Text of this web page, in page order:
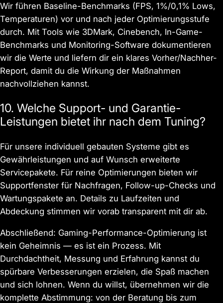
Wir führen Baseline-Benchmarks (FPS, 1%/0,1% Lows,
Temperaturen) vor und nach jeder Optimierungsstufe
durch. Mit Tools wie 3DMark, Cinebench, In-Game-
Benchmarks und Monitoring-Software dokumentieren
wir die Werte und liefern dir ein klares Vorher/Nachher-
Report, damit du die Wirkung der Maßnahmen
nachvollziehen kannst.
10. Welche Support- und Garantie-
Leistungen bietet ihr nach dem Tuning?
Für unsere individuell gebauten Systeme gibt es
Gewährleistungen und auf Wunsch erweiterte
Servicepakete. Für reine Optimierungen bieten wir
Supportfenster für Nachfragen, Follow-up-Checks und
Wartungspakete an. Details zu Laufzeiten und
Abdeckung stimmen wir vorab transparent mit dir ab.
Abschließend: Gaming-Performance-Optimierung ist
kein Geheimnis — es ist ein Prozess. Mit
Durchdachtheit, Messung und Erfahrung kannst du
spürbare Verbesserungen erzielen, die Spaß machen
und sich lohnen. Wenn du willst, übernehmen wir die
komplette Abstimmung: von der Beratung bis zum